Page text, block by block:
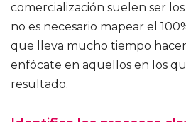
comercialización suelen ser
no es necesario mapear el
que lleva mucho tiempo
enfócate en aquellos en los
resultado.